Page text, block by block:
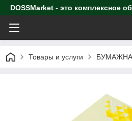
DOSSMarket - это комплексное
Товары и услуги